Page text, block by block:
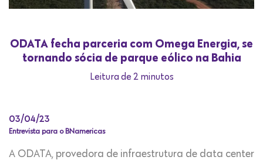
ODATA fecha parceria com Omega Energia, se
tornando sócia de parque eólico na Bahia
Leitura de 2 minutos
03/04/23
Entrevista para o BNamericas
A ODATA, provedora de infraestrutura de data center